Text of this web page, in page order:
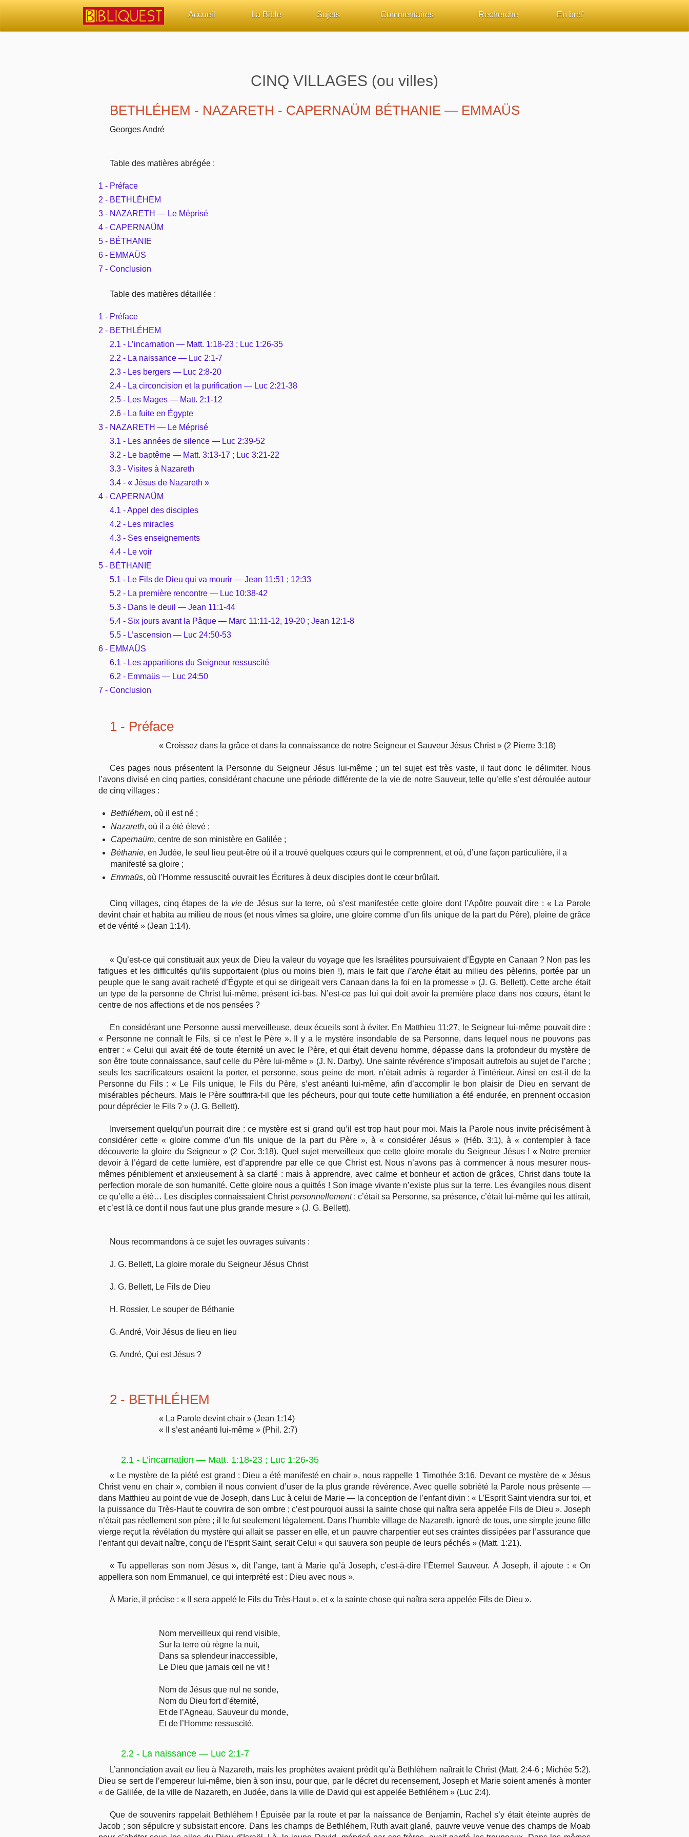
Accueil La Bible Sujets Commentaires Recherche En bref
CINQ VILLAGES (ou villes)
BETHLÉHEM - NAZARETH - CAPERNAÜM BÉTHANIE — EMMAÜS
Georges André
Table des matières abrégée :
1 - Préface
2 - BETHLÉHEM
3 - NAZARETH — Le Méprisé
4 - CAPERNAÜM
5 - BÉTHANIE
6 - EMMAÜS
7 - Conclusion
Table des matières détaillée :
1 - Préface
2 - BETHLÉHEM
2.1 - L’incarnation — Matt. 1:18-23 ; Luc 1:26-35
2.2 - La naissance — Luc 2:1-7
2.3 - Les bergers — Luc 2:8-20
2.4 - La circoncision et la purification — Luc 2:21-38
2.5 - Les Mages — Matt. 2:1-12
2.6 - La fuite en Égypte
3 - NAZARETH — Le Méprisé
3.1 - Les années de silence — Luc 2:39-52
3.2 - Le baptême — Matt. 3:13-17 ; Luc 3:21-22
3.3 - Visites à Nazareth
3.4 - « Jésus de Nazareth »
4 - CAPERNAÜM
4.1 - Appel des disciples
4.2 - Les miracles
4.3 - Ses enseignements
4.4 - Le voir
5 - BÉTHANIE
5.1 - Le Fils de Dieu qui va mourir — Jean 11:51 ; 12:33
5.2 - La première rencontre — Luc 10:38-42
5.3 - Dans le deuil — Jean 11:1-44
5.4 - Six jours avant la Pâque — Marc 11:11-12, 19-20 ; Jean 12:1-8
5.5 - L’ascension — Luc 24:50-53
6 - EMMAÜS
6.1 - Les apparitions du Seigneur ressuscité
6.2 - Emmaüs — Luc 24:50
7 - Conclusion
1 - Préface
« Croissez dans la grâce et dans la connaissance de notre Seigneur et Sauveur Jésus Christ » (2 Pierre 3:18)
Ces pages nous présentent la Personne du Seigneur Jésus lui-même ; un tel sujet est très vaste, il faut donc le délimiter. Nous
l’avons divisé en cinq parties, considérant chacune une période différente de la vie de notre Sauveur, telle qu’elle s’est déroulée autour
de cinq villages :
Bethléhem, où il est né ;
Nazareth, où il a été élevé ;
Capernaüm, centre de son ministère en Galilée ;
Béthanie, en Judée, le seul lieu peut-être où il a trouvé quelques cœurs qui le comprennent, et où, d’une façon particulière, il a
manifesté sa gloire ;
Emmaüs, où l’Homme ressuscité ouvrait les Écritures à deux disciples dont le cœur brûlait.
Cinq villages, cinq étapes de la viede Jésus sur la terre, où s’est manifestée cette gloire dont l’Apôtre pouvait dire : « La Parole
devint chair et habita au milieu de nous (et nous vîmes sa gloire, une gloire comme d’un fils unique de la part du Père), pleine de grâce
et de vérité » (Jean 1:14).
« Qu’est-ce qui constituait aux yeux de Dieu la valeur du voyage que les Israélites poursuivaient d’Égypte en Canaan ? Non pas les
fatigues et les difficultés qu’ils supportaient (plus ou moins bien !), mais le fait que l’archeétait au milieu des pèlerins, portée par un
peuple que le sang avait racheté d’Égypte et qui se dirigeait vers Canaan dans la foi en la promesse » (J. G. Bellett). Cette arche était
un type de la personne de Christ lui-même, présent ici-bas. N’est-ce pas lui qui doit avoir la première place dans nos cœurs, étant le
centre de nos affections et de nos pensées ?
En considérant une Personne aussi merveilleuse, deux écueils sont à éviter. En Matthieu 11:27, le Seigneur lui-même pouvait dire :
« Personne ne connaît le Fils, si ce n’est le Père ». Il y a le mystère insondable de sa Personne, dans lequel nous ne pouvons pas
entrer : « Celui qui avait été de toute éternité un avec le Père, et qui était devenu homme, dépasse dans la profondeur du mystère de
son être toute connaissance, sauf celle du Père lui-même » (J. N. Darby). Une sainte révérence s’imposait autrefois au sujet de l’arche ;
seuls les sacrificateurs osaient la porter, et personne, sous peine de mort, n’était admis à regarder à l’intérieur. Ainsi en est-il de la
Personne du Fils : « Le Fils unique, le Fils du Père, s’est anéanti lui-même, afin d’accomplir le bon plaisir de Dieu en servant de
misérables pécheurs. Mais le Père souffrira-t-il que les pécheurs, pour qui toute cette humiliation a été endurée, en prennent occasion
pour déprécier le Fils ? » (J. G. Bellett).
Inversement quelqu’un pourrait dire : ce mystère est si grand qu’il est trop haut pour moi. Mais la Parole nous invite précisément à
considérer cette « gloire comme d’un fils unique de la part du Père », à « considérer Jésus » (Héb. 3:1), à « contempler à face
découverte la gloire du Seigneur » (2 Cor. 3:18). Quel sujet merveilleux que cette gloire morale du Seigneur Jésus ! « Notre premier
devoir à l’égard de cette lumière, est d’apprendre par elle ce que Christ est. Nous n’avons pas à commencer à nous mesurer nous-
mêmes péniblement et anxieusement à sa clarté : mais à apprendre, avec calme et bonheur et action de grâces, Christ dans toute la
perfection morale de son humanité. Cette gloire nous a quittés ! Son image vivante n’existe plus sur la terre. Les évangiles nous disent
ce qu’elle a été… Les disciples connaissaient Christpersonnellement : c’était sa Personne, sa présence, c’était lui-même qui les attirait,
et c’est là ce dont il nous faut une plus grande mesure » (J. G. Bellett).
Nous recommandons à ce sujet les ouvrages suivants :
J. G. Bellett, La gloire morale du Seigneur Jésus Christ
J. G. Bellett, Le Fils de Dieu
H. Rossier, Le souper de Béthanie
G. André, Voir Jésus de lieu en lieu
G. André, Qui est Jésus ?
2 - BETHLÉHEM
« La Parole devint chair » (Jean 1:14)
« Il s’est anéanti lui-même » (Phil. 2:7)
2.1 - L’incarnation — Matt. 1:18-23 ; Luc 1:26-35
« Le mystère de la piété est grand : Dieu a été manifesté en chair », nous rappelle 1 Timothée 3:16. Devant ce mystère de « Jésus
Christ venu en chair », combien il nous convient d’user de la plus grande révérence. Avec quelle sobriété la Parole nous présente —
dans Matthieu au point de vue de Joseph, dans Luc à celui de Marie — la conception de l’enfant divin : « L’Esprit Saint viendra sur toi, et
la puissance du Très-Haut te couvrira de son ombre ; c’est pourquoi aussi la sainte chose qui naîtra sera appelée Fils de Dieu ». Joseph
n’était pas réellement son père ; il le fut seulement légalement. Dans l’humble village de Nazareth, ignoré de tous, une simple jeune fille
vierge reçut la révélation du mystère qui allait se passer en elle, et un pauvre charpentier eut ses craintes dissipées par l’assurance que
l’enfant qui devait naître, conçu de l’Esprit Saint, serait Celui « qui sauvera son peuple de leurs péchés » (Matt. 1:21).
« Tu appelleras son nom Jésus », dit l’ange, tant à Marie qu’à Joseph, c’est-à-dire l’Éternel Sauveur. À Joseph, il ajoute : « On
appellera son nom Emmanuel, ce qui interprété est : Dieu avec nous ».
À Marie, il précise : « Il sera appelé le Fils du Très-Haut », et « la sainte chose qui naîtra sera appelée Fils de Dieu ».
Nom merveilleux qui rend visible,
Sur la terre où règne la nuit,
Dans sa splendeur inaccessible,
Le Dieu que jamais œil ne vit !
Nom de Jésus que nul ne sonde,
Nom du Dieu fort d’éternité,
Et de l’Agneau, Sauveur du monde,
Et de l’Homme ressuscité.
2.2 - La naissance — Luc 2:1-7
L’annonciation avait eulieu à Nazareth, mais les prophètes avaient prédit qu’à Bethléhem naîtrait le Christ (Matt. 2:4-6 ; Michée 5:2).
Dieu se sert de l’empereur lui-même, bien à son insu, pour que, par le décret du recensement, Joseph et Marie soient amenés à monter
« de Galilée, de la ville de Nazareth, en Judée, dans la ville de David qui est appelée Bethléhem » (Luc 2:4).
Que de souvenirs rappelait Bethléhem ! Épuisée par la route et par la naissance de Benjamin, Rachel s’y était éteinte auprès de
Jacob ; son sépulcre y subsistait encore. Dans les champs de Bethléhem, Ruth avait glané, pauvre veuve venue des champs de Moab